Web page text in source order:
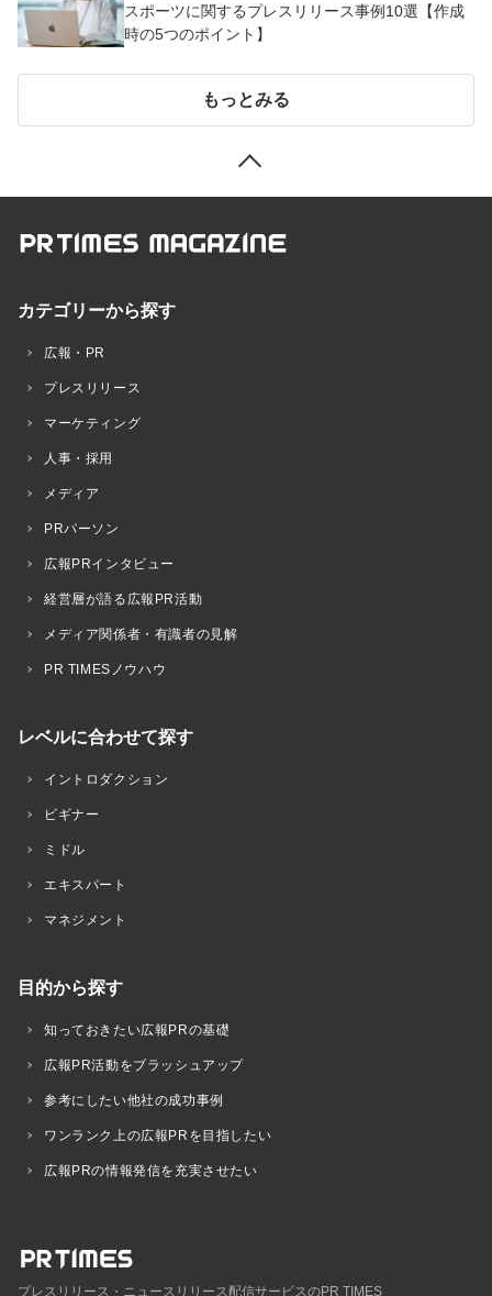
スポーツに関するプレスリリース事例10選【作成
時の5つのポイント】
もっとみる
カテゴリーから探す
広報・PR
プレスリリース
マーケティング
人事・採用
メディア
PRパーソン
広報PRインタビュー
経営層が語る広報PR活動
メディア関係者・有識者の見解
PR TIMESノウハウ
レベルに合わせて探す
イントロダクション
ビギナー
ミドル
エキスパート
マネジメント
目的から探す
知っておきたい広報PRの基礎
広報PR活動をブラッシュアップ
参考にしたい他社の成功事例
ワンランク上の広報PRを目指したい
広報PRの情報発信を充実させたい
プレスリリース・ニュースリリース配信サービスのPR TIMES